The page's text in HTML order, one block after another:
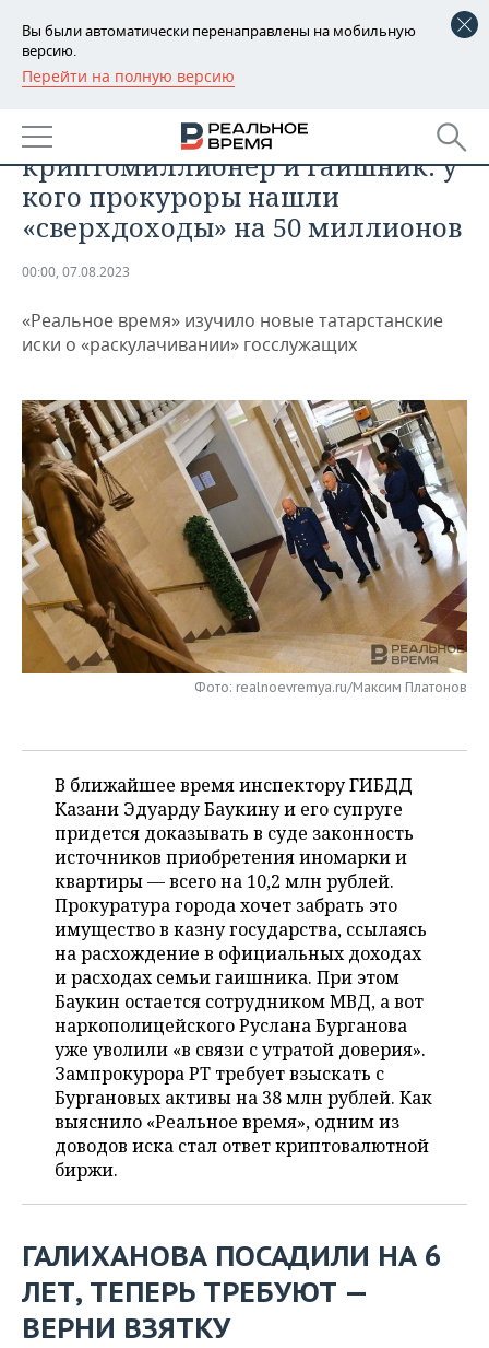
Вы были автоматически перенаправлены на мобильную
версию.
Перейти на полную версию
РЕГИОНЫ
БАШКОРТОСТАН
ТАТАРСТАН
УДМУРТИЯ
НОВОСТИ
АНАЛИТИКА
НОВОСТИ АНАЛИТИКИ
ДЕКЛАРАЦИИ О ДОХОДАХ
КОРОЛИ ГОСЗАКАЗА ПФО
КОМУ ПРИНАДЛЕЖАТ
ТОРГОВЫЕ ЦЕНТРЫ
ТАТАРСТАНА
ЭКОНОМИКА
НОВОСТИ ЭКОНОМИКИ
ФИНАНСЫ
БЮДЖЕТ
ИНВЕСТИЦИИ
ПРОМЫШЛЕННОСТЬ
НОВОСТИ
ПРОМЫШЛЕННОСТИ
АГРОПРОМ
МАШИНОСТРОЕНИЕ
НЕФТЕХИМИЯ
НЕФТЬ
ОПК
ЭНЕРГЕТИКА
НЕДВИЖИМОСТЬ
НОВОСТИ АВТО
БИЗНЕС
НОВОСТИ БИЗНЕСА
РОЗНИЧНАЯ ТОРГОВЛЯ
ТРАНСПОРТ
УСЛУГИ
ТЕХНОЛОГИИ
НОВОСТИ ТЕХНОЛОГИЙ
IT
МЕДИА
ТЕЛЕКОММУНИКАЦИИ
МЕРОПРИЯТИЯ
НОВОСТИ МЕРОПРИЯТИЙ
ВЫЕЗДНАЯ РЕДАКЦИЯ
ОТКРЫТАЯ ЛЕКЦИЯ
СПОРТ
НОВОСТИ СПОРТА
БАСКЕТБОЛ
ВОЛЕЙБОЛ
КИБЕРСПОРТ
ФИГУРНОЕ КАТАНИЕ
ВОДНЫЕ ВИДЫ СПОРТА
ХОККЕЙ С МЯЧОМ
ОБЩЕСТВО
НОВОСТИ ОБЩЕСТВА
ИНФРАСТРУКТУРА
ИСТОРИЯ
КУЛЬТУРА
МЕДИЦИНА
ОБРАЗОВАНИЕ
ПРОИСШЕСТВИЯ
СПРАВОЧНИК
СПИСОК ПЕРСОН
СПИСОК КОМПАНИЙ
ПОЛНАЯ ВЕРСИЯ
Почтовик-взяточник, опер-
криптомиллионер и гаишник: у
кого прокуроры нашли
«сверхдоходы» на 50 миллионов
00:00, 07.08.2023
«Реальное время» изучило новые татарстанские
иски о «раскулачивании» госслужащих
Фото: realnoevremya.ru/Максим Платонов
В ближайшее время инспектору ГИБДД
Казани Эдуарду Баукину и его супруге
придется доказывать в суде законность
источников приобретения иномарки и
квартиры — всего на 10,2 млн рублей.
Прокуратура города хочет забрать это
имущество в казну государства, ссылаясь
на расхождение в официальных доходах
и расходах семьи гаишника. При этом
Баукин остается сотрудником МВД, а вот
наркополицейского Руслана Бурганова
уже уволили «в связи с утратой доверия».
Зампрокурора РТ требует взыскать с
Бургановых активы на 38 млн рублей. Как
выяснило «Реальное время», одним из
доводов иска стал ответ криптовалютной
биржи.
ГАЛИХАНОВА ПОСАДИЛИ НА 6
ЛЕТ, ТЕПЕРЬ ТРЕБУЮТ —
ВЕРНИ ВЗЯТКУ